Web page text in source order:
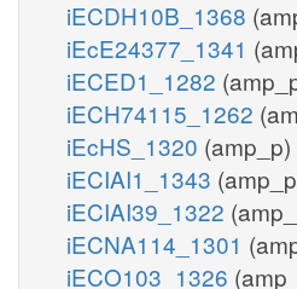
iECDH10B_1368
iEcE24377_1341
iECED1_1282
iECH74115_1262
iEcHS_1320 (amp_p)
iECIAI1_1343
iECIAI39_1322
iECNA114_1301
iECO103_1326